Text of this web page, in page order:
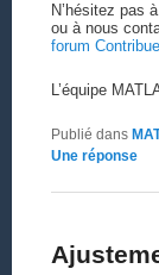
N’hésitez pas
ou à nous
forum
L’équipe
Publié dans
Uneréponse